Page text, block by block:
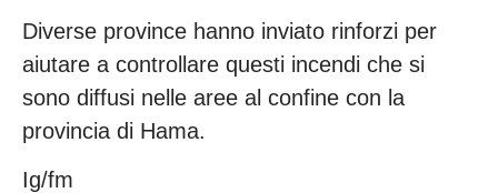
Diverse province hanno inviato rinforzi per
aiutare a controllare questi incendi che si
sono diffusi nelle aree al confine con la
provincia di Hama.
Ig/fm